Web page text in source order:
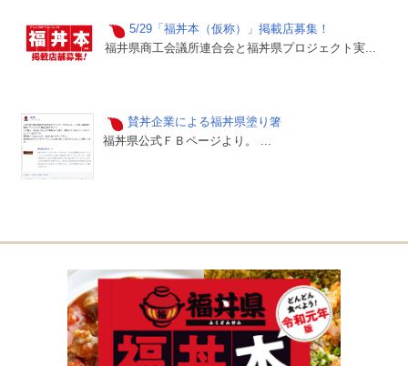
5/29「福丼本（仮称）」掲載店募集！
福井県商工会議所連合会と福丼県プロジェクト実...
賛丼企業による福丼県塗り箸
福丼県公式ＦＢページより。 ...